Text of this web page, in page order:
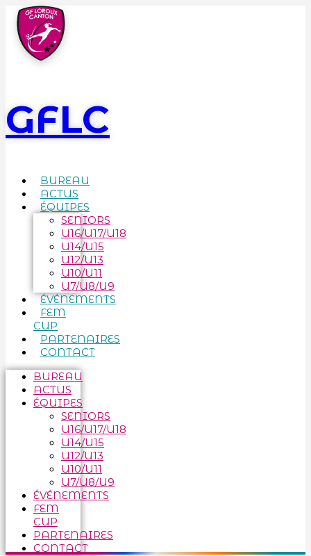
GFLC
BUREAU
ACTUS
ÉQUIPES
SENIORS
U16/U17/U18
U14/U15
U12/U13
U10/U11
U7/U8/U9
ÉVÉNEMENTS
FEM
CUP
PARTENAIRES
CONTACT
BUREAU
ACTUS
ÉQUIPES
SENIORS
U16/U17/U18
U14/U15
U12/U13
U10/U11
U7/U8/U9
ÉVÉNEMENTS
FEM
CUP
PARTENAIRES
CONTACT